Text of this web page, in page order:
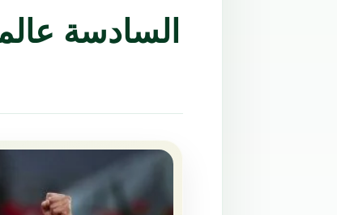
السادسة